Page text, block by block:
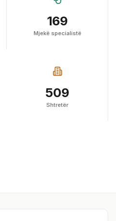
169
Mjekë specialistë
509
Shtretër